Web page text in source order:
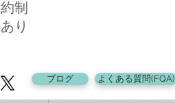
制
り
ブログ よくある質問(FQA)